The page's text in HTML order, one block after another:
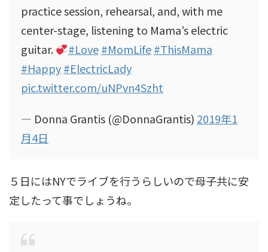
practice session, rehearsal, and, with me
center-stage, listening to Mama’s electric
guitar.
#Love #MomLife #ThisMama
#Happy#ElectricLady
pic.twitter.com/uNPvn4Szht
— Donna Grantis (@DonnaGrantis) 2019年1
月4日
５日にはNYでライブを行うらしいので母子共に安
定したって事でしょうね。